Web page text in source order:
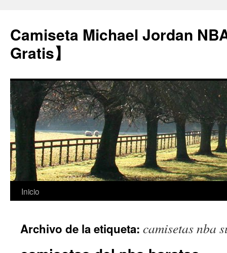
Camiseta Michael Jordan
Gratis】
Saltar
contenido
Inicio
Archivo de la etiqueta: camisetas nba